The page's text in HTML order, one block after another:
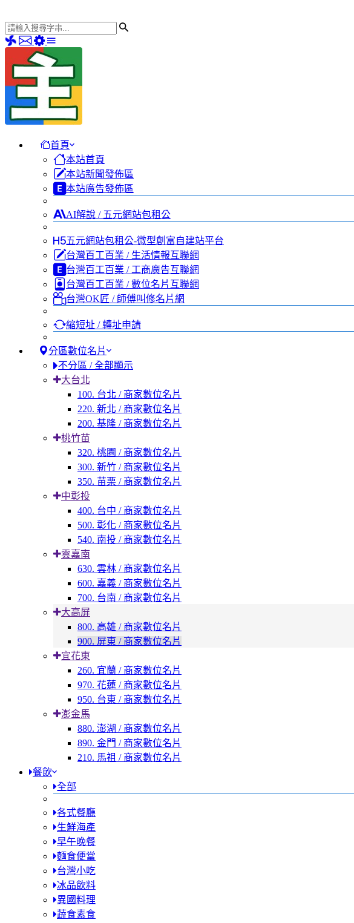
首頁
本站首頁
本站新聞發佈區
本站廣告發佈區
AI解說 / 五元網站包租公
五元網站包租公-微型創富自建站平台
台灣百工百業 / 生活情報互聯網
台灣百工百業 / 工商廣告互聯網
台灣百工百業 / 數位名片互聯網
台灣OK匠 / 師傅叫修名片網
縮短址 / 轉址申請
分區數位名片
不分區 / 全部顯示
大台北
100. 台北 / 商家數位名片
220. 新北 / 商家數位名片
200. 基隆 / 商家數位名片
桃竹苗
320. 桃園 / 商家數位名片
300. 新竹 / 商家數位名片
350. 苗栗 / 商家數位名片
中彰投
400. 台中 / 商家數位名片
500. 彰化 / 商家數位名片
540. 南投 / 商家數位名片
雲嘉南
630. 雲林 / 商家數位名片
600. 嘉義 / 商家數位名片
700. 台南 / 商家數位名片
大高屏
800. 高雄 / 商家數位名片
900. 屏東 / 商家數位名片
宜花東
260. 宜蘭 / 商家數位名片
970. 花蓮 / 商家數位名片
950. 台東 / 商家數位名片
澎金馬
880. 澎湖 / 商家數位名片
890. 金門 / 商家數位名片
210. 馬祖 / 商家數位名片
餐飲
全部
各式餐廳
生鮮海產
早午晚餐
麵食便當
台灣小吃
冰品飲料
異國料理
蔬食素食